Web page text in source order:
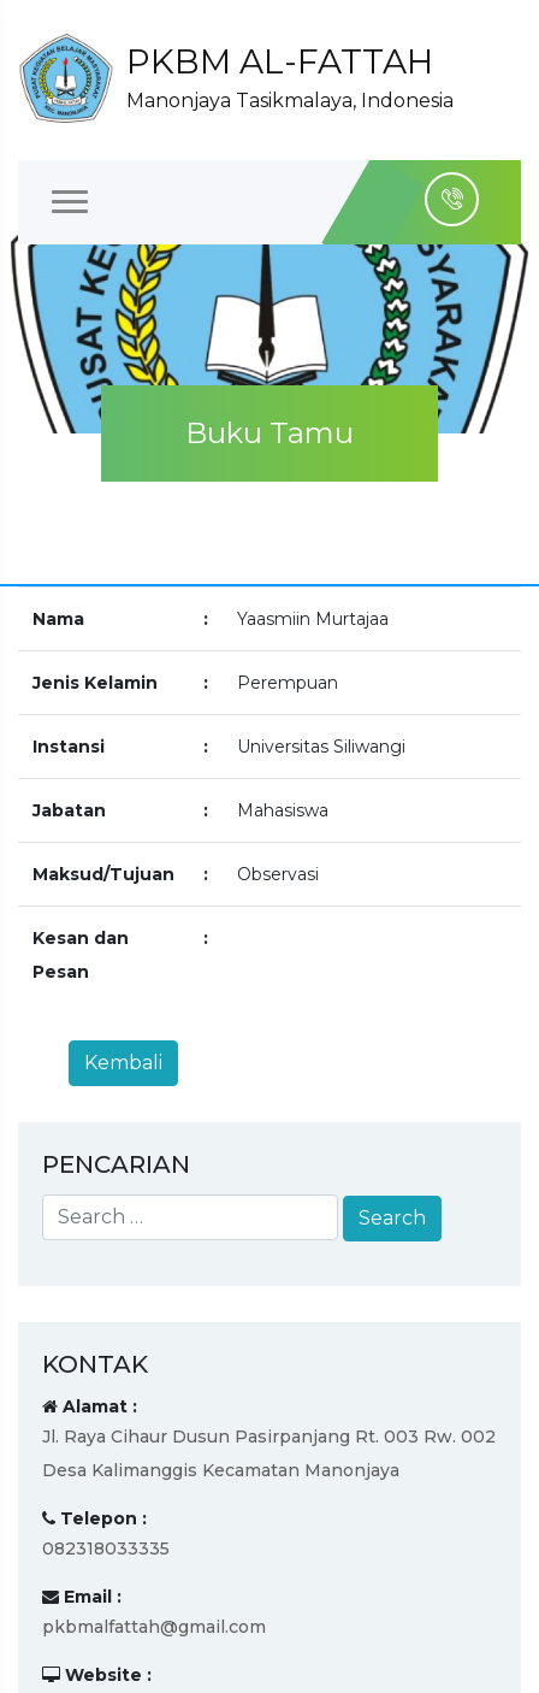
PKBM AL-FATTAH
Manonjaya Tasikmalaya, Indonesia
Buku Tamu
Nama : Yaasmiin Murtajaa
Jenis Kelamin : Perempuan
Instansi : Universitas Siliwangi
Jabatan : Mahasiswa
Maksud/Tujuan : Observasi
Kesan dan
Pesan
:
PENCARIAN
KONTAK
Alamat :
Jl. Raya Cihaur Dusun Pasirpanjang Rt. 003 Rw. 002
Desa Kalimanggis Kecamatan Manonjaya
Telepon :
082318033335
Email :
pkbmalfattah@gmail.com
Website :